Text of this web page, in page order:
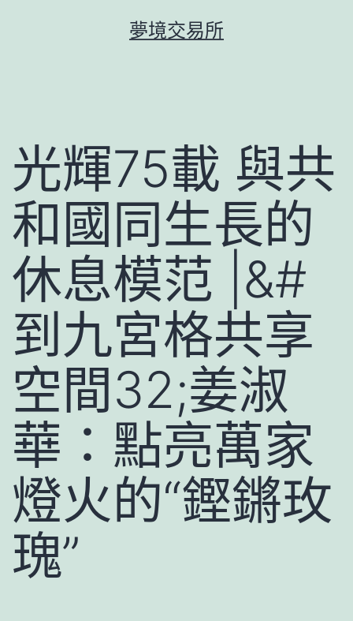
夢境交易所
光輝75載 與共
和國同生長的
休息模范 |&#
到九宮格共享
空間32;姜淑
華：點亮萬家
燈火的“鏗鏘玫
瑰”